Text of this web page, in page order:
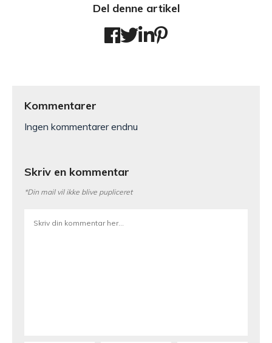
Del denne artikel
Kommentarer
Ingen kommentarer endnu
Skriv en kommentar
*Din mail vil ikke blive pupliceret